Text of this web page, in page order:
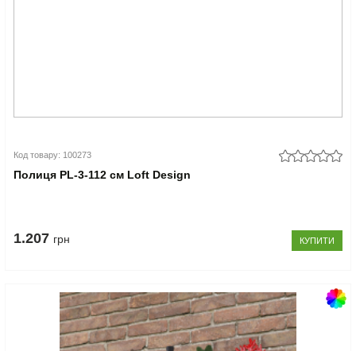
Код товару: 100273
Полиця PL-3-112 см Loft Design
1.207 грн КУПИТИ